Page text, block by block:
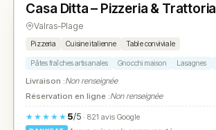
★ N° 1
Casa Ditta – Pizzeria & Trattoria
Valras-Plage
Pizzeria Cuisine italienne Table conviviale
Pâtes fraîches artisanales Gnocchi maison Lasagnes
Livraison :Non renseignée
Réservation en ligne :Non renseignée
★★★★★ 5/5· 821 avis Google